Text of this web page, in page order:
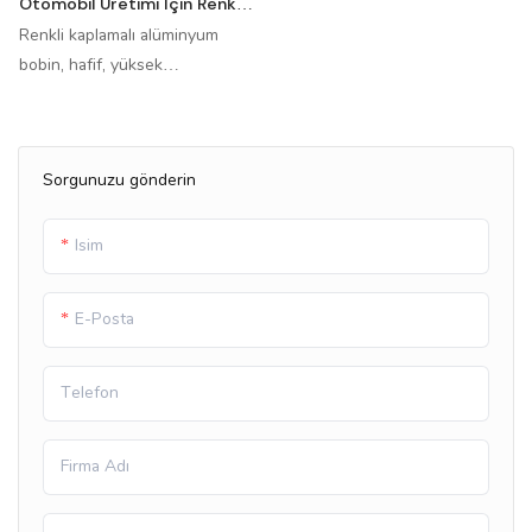
Sorgunuzu gönderin
Isim
E-Posta
Telefon
Firma Adı
Kaplı Alüminyum Bobin
Renkli kaplamalı alüminyum
bobin, hafif, yüksek
özelliklerine sahiptir. İnşaat,
dekorasyon, otomobil imalatı ve
kullanılmaktadırlar.